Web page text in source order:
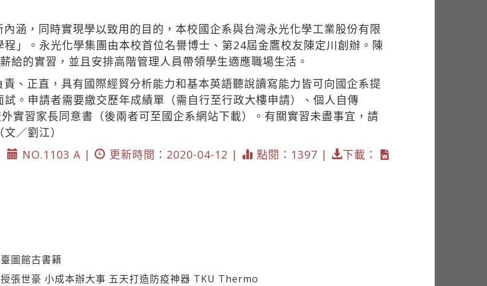
涵，同時實現學以致用的目的，本校國企系與台灣永光化學工業股份有限
」。永光化學集團由本校首位名譽博士、第24屆金鷹校友陳定川創辦。陳
給的實習，並且安排高階管理人員帶領學生適應職場生活。
、正直，具有國際經貿分析能力和基本英語聽說讀寫能力皆可向國企系提
。申請者需要繳交歷年成績單（需自行至行政大樓申請）、個人自傳
實習家長同意書（後兩者可至國企系網站下載）。有關實習未盡事宜，請
／劉江）
NO.1103 A |
更新時間：2020-04-12 | 點閱：1397 | 下載：
圖館古書籍
張世豪 小成本辦大事 五天打造防疫神器 TKU Thermo